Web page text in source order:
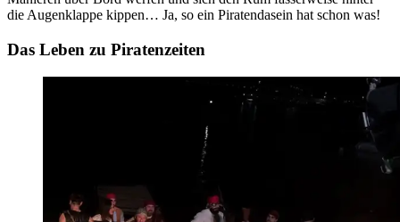
die Augenklappe kippen… Ja, so ein Piratendasein hat schon was!
Das Leben zu Piratenzeiten